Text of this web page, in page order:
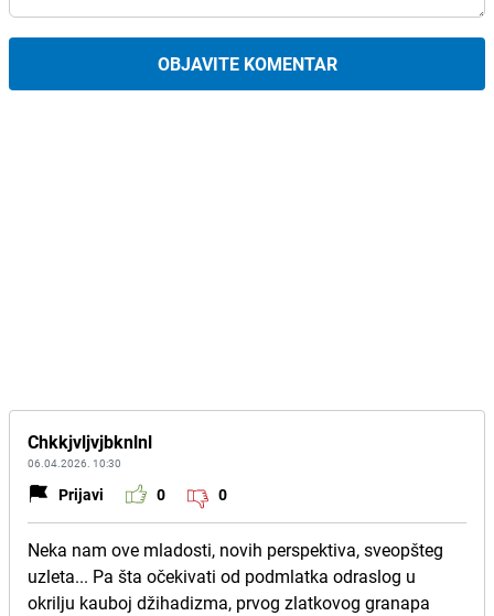
OBJAVITE KOMENTAR
Chkkjvljvjbknlnl
06.04.2026. 10:30
Prijavi 0 0
Neka nam ove mladosti, novih perspektiva, sveopšteg
uzleta... Pa šta očekivati od podmlatka odraslog u
okrilju kauboj džihadizma, prvog zlatkovog granapa